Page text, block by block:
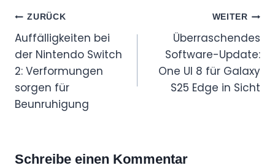
Beitragsnavigation
ZURÜCK
Auffälligkeiten bei
der Nintendo Switch
2: Verformungen
sorgen für
Beunruhigung
WEITER
Überraschendes
Software-Update:
One UI 8 für Galaxy
S25 Edge in Sicht
Schreibe einen Kommentar